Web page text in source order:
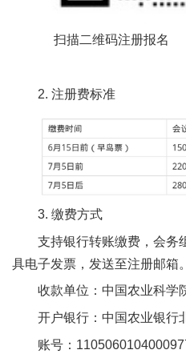
扫描二维码注册报名
2. 注册费标准
3. 缴费方式
支持银行转账缴费，会务
具电子发票，发送至注册邮箱。
收款单位：中国农业科学
开户银行：中国农业银行
账号：